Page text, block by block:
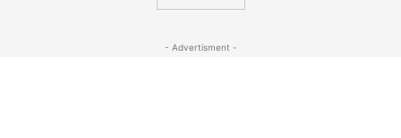
- Advertisment -